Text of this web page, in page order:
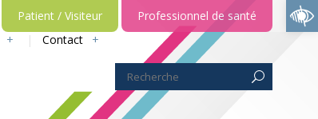
Patient / Visiteur
Professionnel de santé
Contact